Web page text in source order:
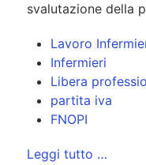
svalutazione della
Lavoro
Infermieri
Libera
partita iva
FNOPI
Leggi tutto …